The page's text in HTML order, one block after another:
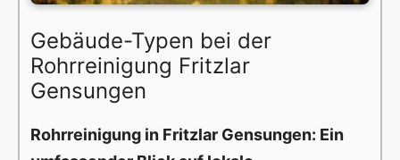
Gebäude-Typen bei der
Rohrreinigung Fritzlar
Gensungen
Rohrreinigung in Fritzlar Gensungen: Ein